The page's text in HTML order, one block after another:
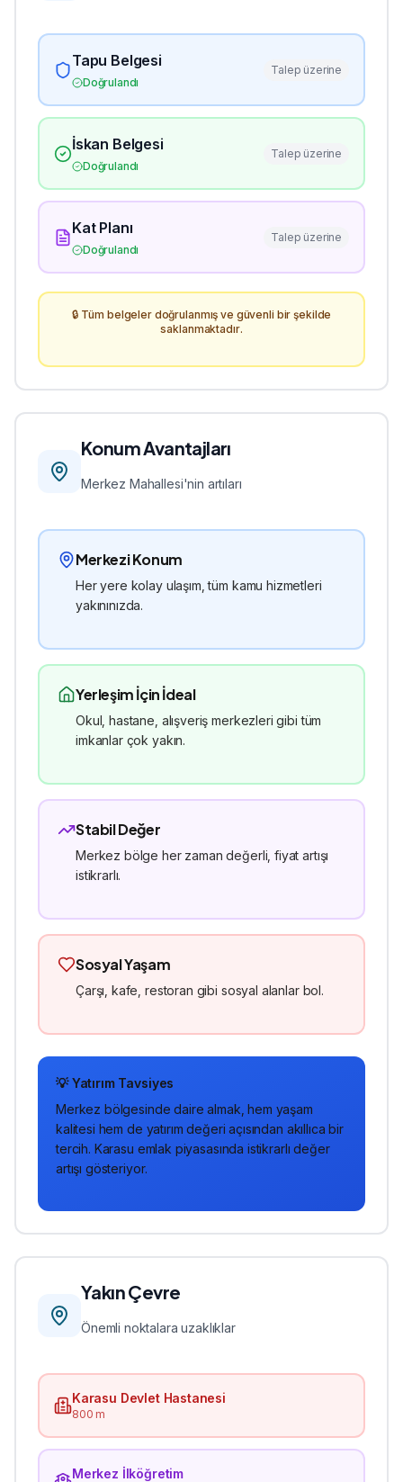
Tapu Belgesi
Doğrulandı
Talep üzerine
İskan Belgesi
Doğrulandı
Talep üzerine
Kat Planı
Doğrulandı
Talep üzerine
🔒 Tüm belgeler doğrulanmış ve güvenli bir şekilde
saklanmaktadır.
Konum Avantajları
Merkez Mahallesi'nin artıları
Merkezi Konum
Her yere kolay ulaşım, tüm kamu hizmetleri
yakınınızda.
Yerleşim İçin İdeal
Okul, hastane, alışveriş merkezleri gibi tüm
imkanlar çok yakın.
Stabil Değer
Merkez bölge her zaman değerli, fiyat artışı
istikrarlı.
Sosyal Yaşam
Çarşı, kafe, restoran gibi sosyal alanlar bol.
💡 Yatırım Tavsiyes
Merkez bölgesindedaire almak, hem yaşam
kalitesi hem de yatırım değeri açısından akıllıca bir
tercih. Karasu emlak piyasasında istikrarlı değer
artışı gösteriyor.
Yakın Çevre
Önemli noktalara uzaklıklar
Karasu Devlet Hastanesi
800 m
Merkez İlköğretim